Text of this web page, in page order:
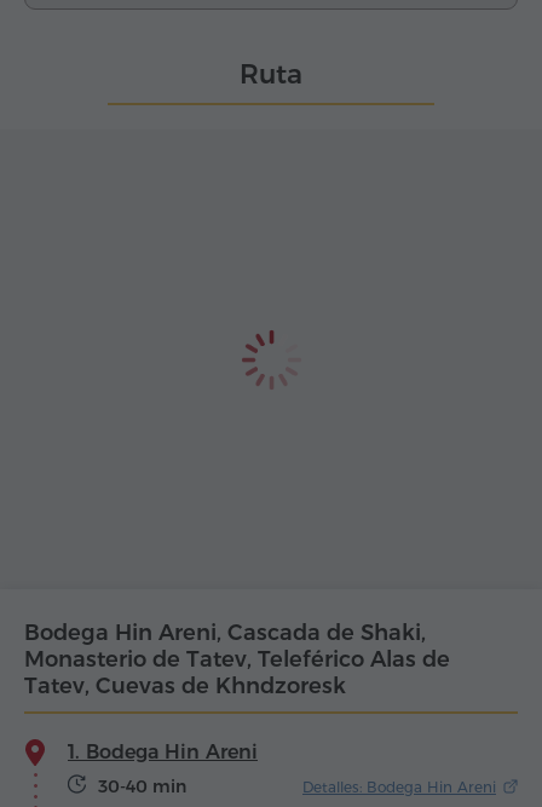
Ruta
Bodega Hin Areni, Cascada de Shaki,
Monasterio de Tatev, Teleférico Alas de
Tatev, Cuevas de Khndzoresk
1. Bodega Hin Areni
30-40 min Detalles: Bodega Hin Areni